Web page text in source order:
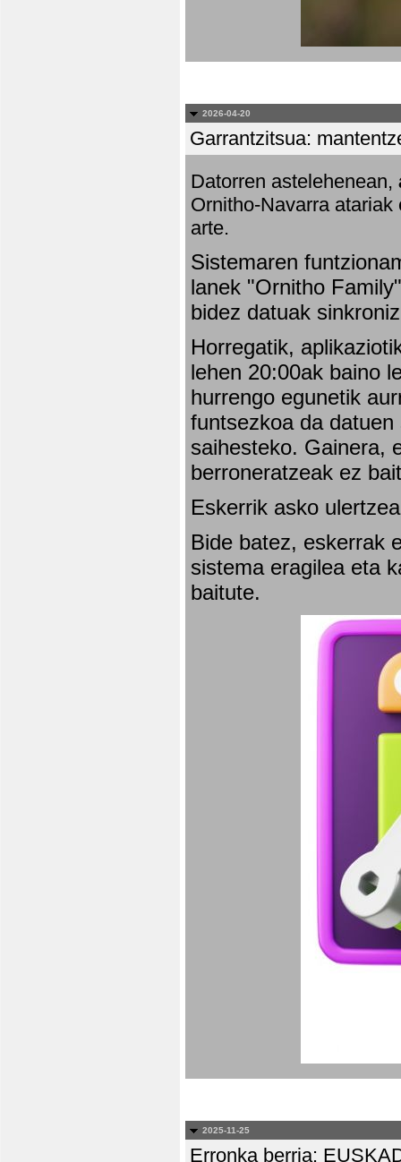
2026-04-20
Garrantzitsua:
Datorren astelehenean,
Ornitho-Navarra
arte.
Sistemaren
lanek "Ornitho
bidez datuak
Horregatik,
lehen 20:00ak baino
hurrengo egunetik
funtsezkoa da
saihesteko. Gainera,
berroneratzeak ez
Eskerrik asko
Bide batez, eskerrak
sistema eragilea eta
baitute.
2025-11-25
Erronka berria: